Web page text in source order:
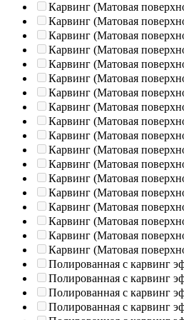
Карвинг (Матовая
Карвинг (Матовая
Карвинг (Матовая
Карвинг (Матовая
Карвинг (Матовая
Карвинг (Матовая
Карвинг (Матовая
Карвинг (Матовая
Карвинг (Матовая
Карвинг (Матовая
Карвинг (Матовая
Карвинг (Матовая
Карвинг (Матовая
Карвинг (Матовая
Карвинг (Матовая
Карвинг (Матовая
Карвинг (Матовая
Карвинг (Матовая
Полированная c карвинг
Полированная c карвинг
Полированная c карвинг
Полированная c карвинг